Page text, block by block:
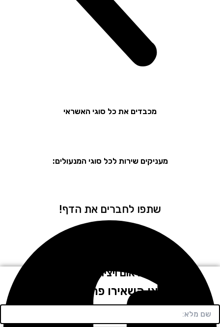
מכבדים את כל סוגי האשראי
מעניקים שירות לכל סוגי המנעולים:
שתפו לחברים את הדף!
לתיאום ויצירת קשר
חייגו או השאירו פרטים בטופס!